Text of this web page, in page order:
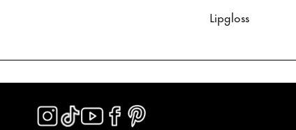
Lipgloss